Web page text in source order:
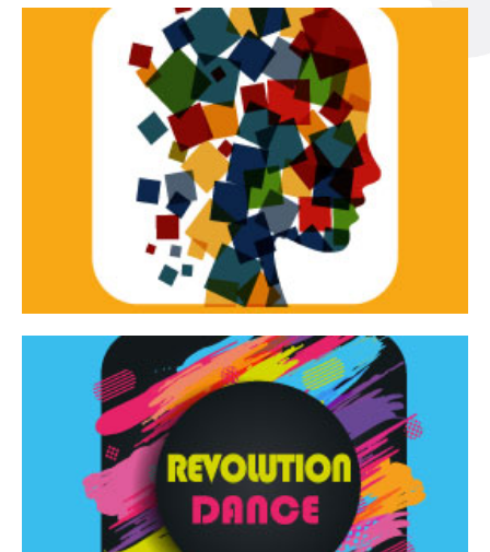
Tracce dinamiche
Tracce Dinamiche è una rassegna di teatro
d’innovazione e sperimentale.
Continua
Revolution Dance
Rassegna di danza contemporanea – I Edizione